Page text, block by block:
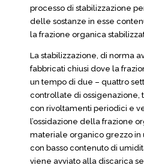
processo di stabilizzazione
delle sostanze in esse
la frazione organica
La stabilizzazione, di norma
fabbricati chiusi dove la
un tempo di due – quattro
controllate di ossigenazione,
con rivoltamenti periodici e
l’ossidazione della frazione
materiale organico grezzo in
con basso contenuto di
viene avviato alla discarica